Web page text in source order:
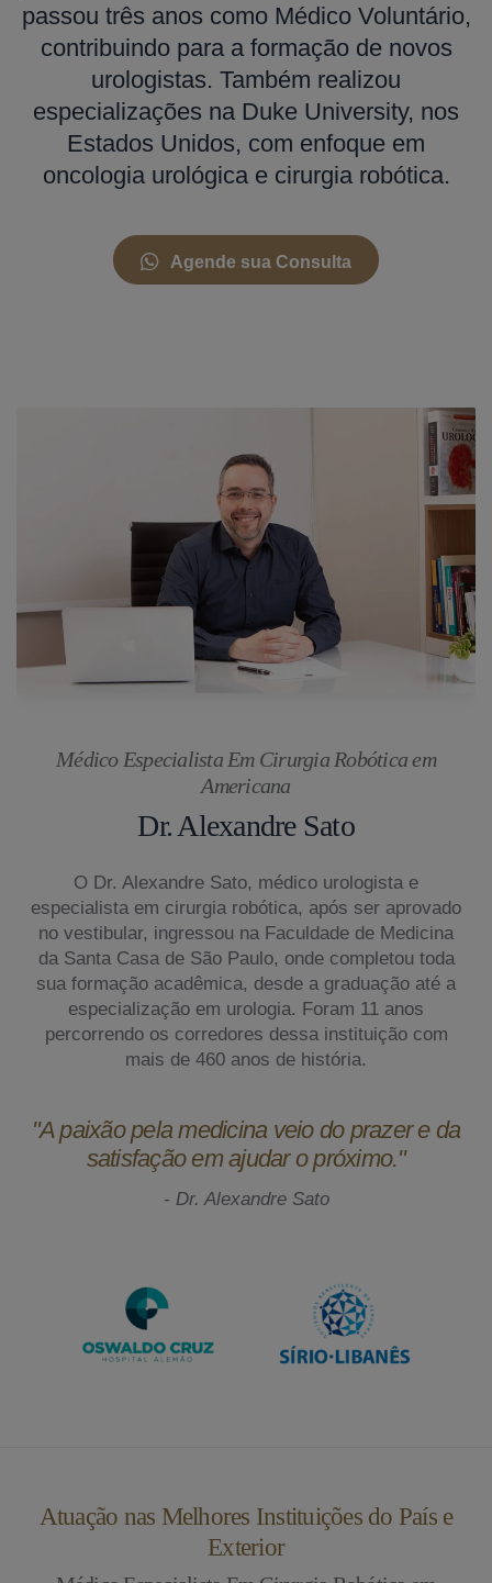
passou três anos como Médico Voluntário,
contribuindo para a formação de novos
urologistas. Também realizou
especializações na Duke University, nos
Estados Unidos, com enfoque em
oncologia urológica e cirurgia robótica.
Agende sua Consulta
Médico Especialista Em Cirurgia Robótica em
Americana
Dr. Alexandre Sato
O Dr. Alexandre Sato, médico urologista e
especialista em cirurgia robótica, após ser aprovado
no vestibular, ingressou na Faculdade de Medicina
da Santa Casa de São Paulo, onde completou toda
sua formação acadêmica, desde a graduação até a
especialização em urologia. Foram 11 anos
percorrendo os corredores dessa instituição com
mais de 460 anos de história.
"A paixão pela medicina veio do prazer e da
satisfação em ajudar o próximo."
- Dr. Alexandre Sato
Atuação nas Melhores Instituições do País e
Exterior